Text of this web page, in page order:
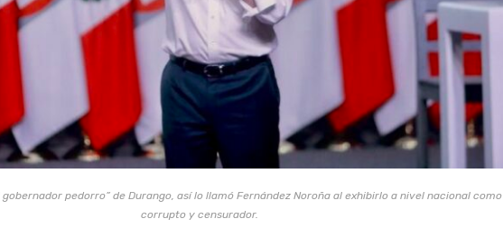
gobernador pedorro” de Durango, así lo llamó Fernández Noroña al exhibirlo a nivel nacional como
corrupto y censurador.